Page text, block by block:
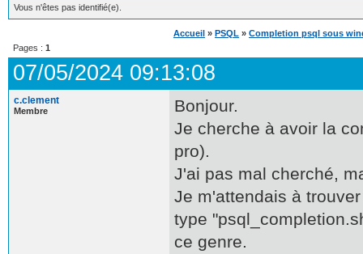
Vous n'êtes pas identifié(e).
Accueil » PSQL » Completion psql sous
Pages : 1
07/05/2024 09:13:08
c.clement
Membre
Bonjour.
Je cherche à avoir la
pro).
J'ai pas mal cherché,
Je m'attendais à
type
ce genre.